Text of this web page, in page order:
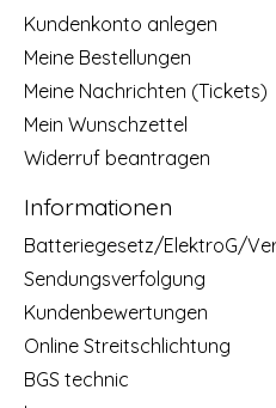
Kundenkonto anlegen
Meine Bestellungen
Meine Nachrichten (Tickets)
Mein Wunschzettel
Widerruf beantragen
Informationen
Batteriegesetz/ElektroG/
Sendungsverfolgung
Kundenbewertungen
Online Streitschlichtung
BGS technic